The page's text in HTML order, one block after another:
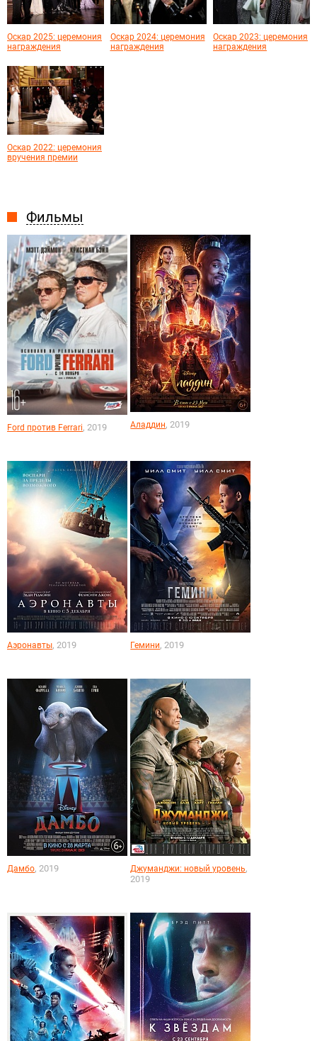
Фильмы
Ford против Ferrari, 2019 Аладдин, 2019
Аэронавты, 2019 Гемини, 2019
Дамбо, 2019 Джуманджи: новый уровень,
2019
Оскар 2025: церемония
награждения
Оскар 2024: церемония
награждения
Оскар 2023: церемония
награждения
Оскар 2022: церемония
вручения премии